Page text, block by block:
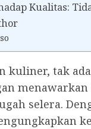
Kualitas:
kuliner, tak
selera.